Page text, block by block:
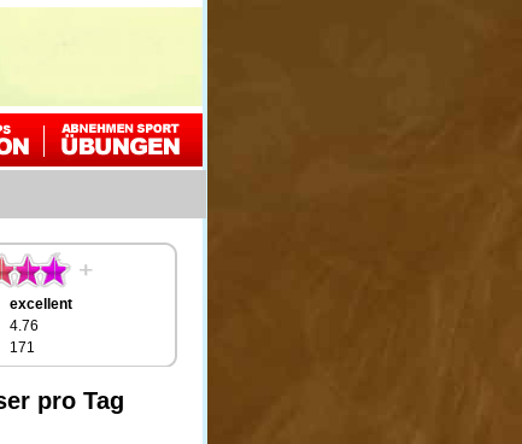
excellent
4.76
171
pro Tag